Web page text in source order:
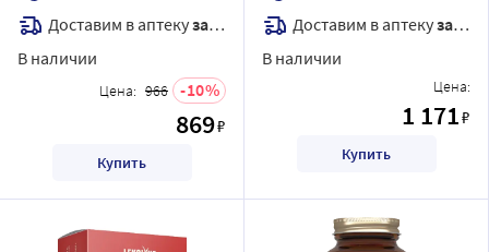
Доставим в аптекузавтра
В наличии
Цена: 966 10
869₽
Купить
Доставим в аптекузавтра
В наличии
Цена:
1 171₽
Купить